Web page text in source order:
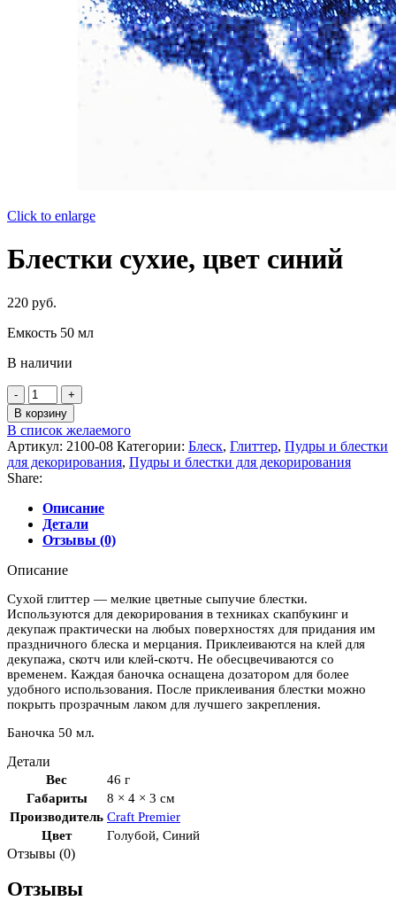
Click to enlarge
Блестки сухие, цвет синий
220 руб.
Емкость 50 мл
В наличии
Количество
товара
Блестки
сухие,
цвет
синий
В корзину
В список желаемого
Артикул: 2100-08 Категории: Блеск, Глиттер, Пудры и блестки
для декорирования, Пудры и блестки для декорирования
Share:
Описание
Детали
Отзывы (0)
Описание
Сухой глиттер — мелкие цветные сыпучие блестки.
Используются для декорирования в техниках скапбукинг и
декупаж практически на любых поверхностях для придания им
праздничного блеска и мерцания. Приклеиваются на клей для
декупажа, скотч или клей-скотч. Не обесцвечиваются со
временем. Каждая баночка оснащена дозатором для более
удобного использования. После приклеивания блестки можно
покрыть прозрачным лаком для лучшего закрепления.
Баночка 50 мл.
Детали
Вес
46 г
Габариты
8 × 4 × 3 см
Производитель Craft Premier
Цвет
Голубой, Синий
Отзывы (0)
Отзывы